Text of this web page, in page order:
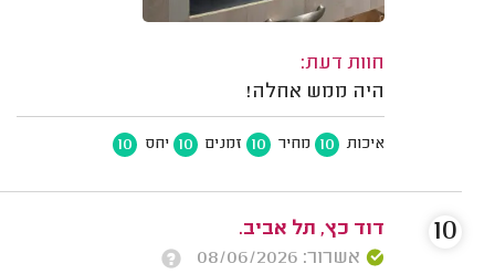
חוות דעת:
היה ממש אחלה!
איכות 10 מחיר 10 זמנים 10 יחס 10
דוד כץ, תל אביב.
אשרור: 08/06/2026
10